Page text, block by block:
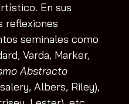
En sus
reflexiones
seminales como
Varda, Marker,
Abstracto
Albers, Riley),